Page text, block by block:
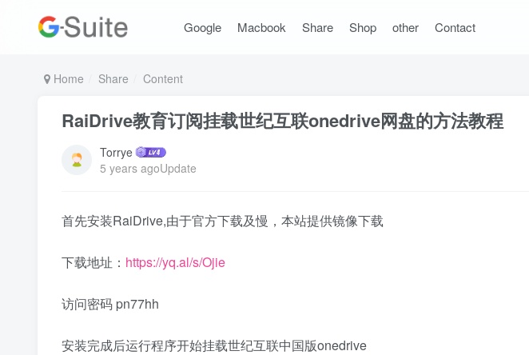
Google Macbook Share Shop other Contact
Home Share Content
RaiDrive教育订阅挂载世纪互联onedrive网盘的方法教程
Torrye
5 years agoUpdate
首先安装RaiDrive,由于官方下载及慢，本站提供镜像下载
下载地址： https://yq.al/s/Ojie
访问密码 pn77hh
安装完成后运行程序开始挂载世纪互联中国版onedrive